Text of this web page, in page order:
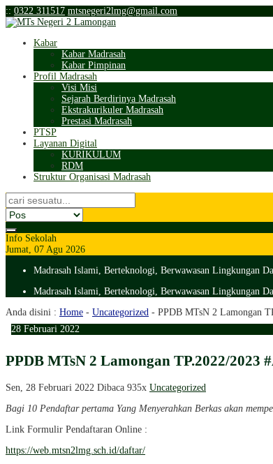
:: 0322 311517 mtsnegeri2lmg@gmail.com
Kabar
Kabar Madrasah
Kabar Pimpinan
Profil Madrasah
Visi Misi
Sejarah Berdirinya Madrasah
Ekstrakurikuler Madrasah
Prestasi Madrasah
PTSP
Layanan Digital
KURIKULUM
RDM
Struktur Organisasi Madrasah
Info Sekolah
Jumat, 07 Agu 2026
Madrasah Islami, Berteknologi, Berwawasan Lingkungan
Madrasah Islami, Berteknologi, Berwawasan Lingkungan
Anda disini : Home - Uncategorized - PPDB MTsN 2 Lamongan
28 Februari 2022
PPDB MTsN 2 Lamongan TP.2022/2023
Sen, 28 Februari 2022 Dibaca 935x Uncategorized
Bagi 10 Pendaftar pertama Yang Menyerahkan Berkas akan
Link Formulir Pendaftaran Online :
https://web.mtsn2lmg.sch.id/daftar/